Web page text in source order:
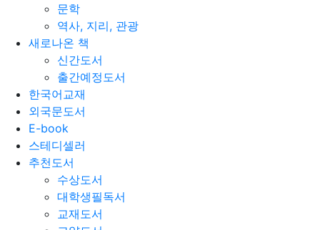
문학
역사, 지리, 관광
새로나온 책
신간도서
출간예정도서
한국어교재
외국문도서
E-book
스테디셀러
추천도서
수상도서
대학생필독서
교재도서